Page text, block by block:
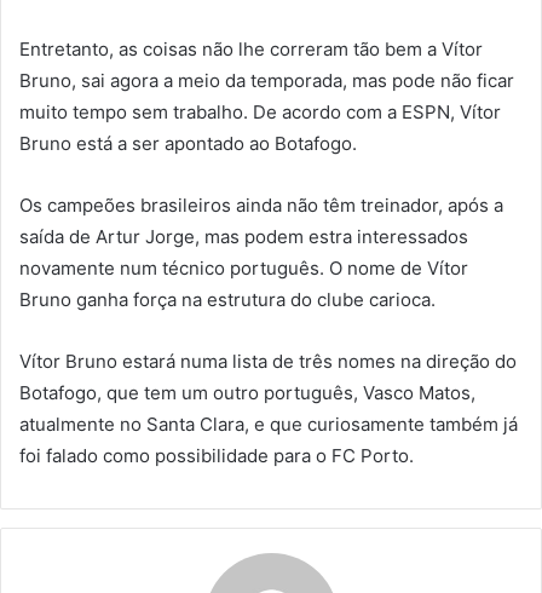
Entretanto, as coisas não lhe correram tão bem a Vítor
Bruno, sai agora a meio da temporada, mas pode não ficar
muito tempo sem trabalho. De acordo com a ESPN, Vítor
Bruno está a ser apontado ao Botafogo.
Os campeões brasileiros ainda não têm treinador, após a
saída de Artur Jorge, mas podem estra interessados
novamente num técnico português. O nome de Vítor
Bruno ganha força na estrutura do clube carioca.
Vítor Bruno estará numa lista de três nomes na direção do
Botafogo, que tem um outro português, Vasco Matos,
atualmente no Santa Clara, e que curiosamente também já
foi falado como possibilidade para o FC Porto.